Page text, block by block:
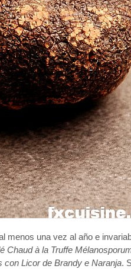
menos una vez al año e
Chaud à la Truffe
con Licor de Brandy e Naranja.